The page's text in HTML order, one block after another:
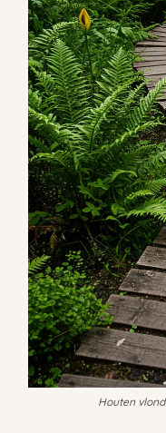
Houten